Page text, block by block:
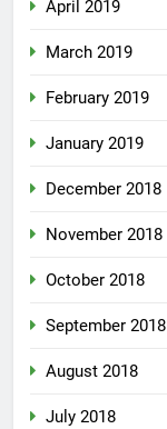
April 2019
March 2019
February 2019
January 2019
December 2018
November 2018
October 2018
September 2018
August 2018
July 2018